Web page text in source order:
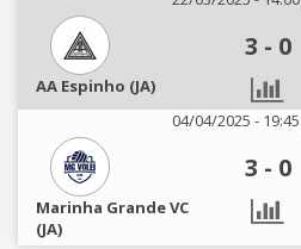
3 - 0
AA Espinho (JA)
04/04/2025 - 19:45
3 - 0
Marinha Grande VC
(JA)